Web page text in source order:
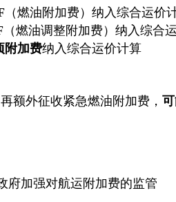
（燃油附加费）纳入综合运价
（燃油调整附加费）纳入综合
附加费纳入综合运价计算
额外征收紧急燃油附加费，
府加强对航运附加费的监管